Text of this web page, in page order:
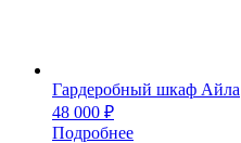
Гардеробный шкаф Айла
48 000 ₽
Подробнее